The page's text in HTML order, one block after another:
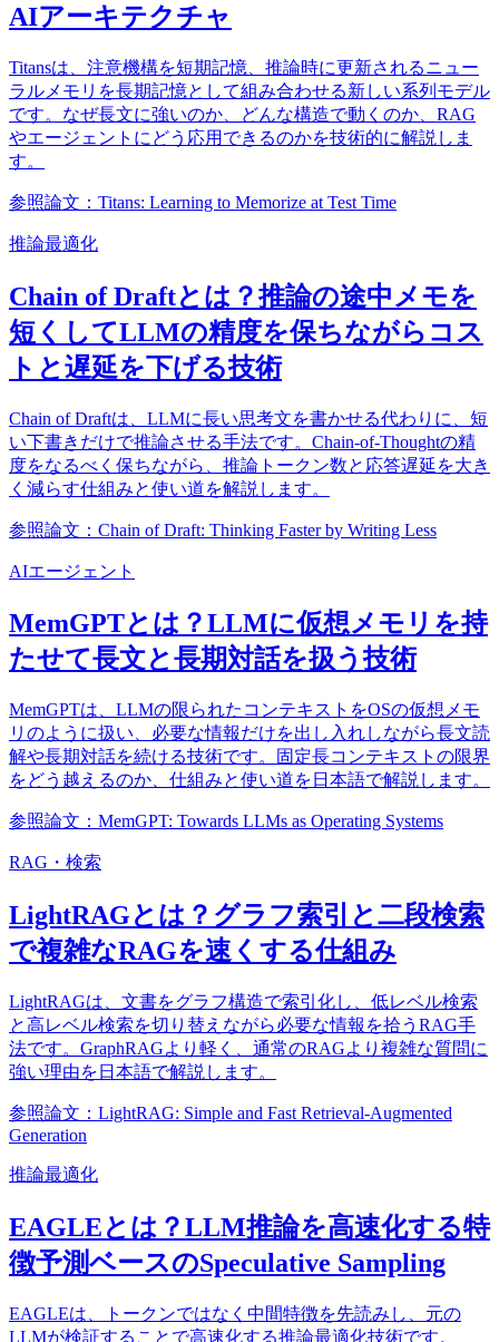
AIアーキテクチャ
Titansは、注意機構を短期記憶、推論時に更新されるニュー
ラルメモリを長期記憶として組み合わせる新しい系列モデル
です。なぜ長文に強いのか、どんな構造で動くのか、RAG
やエージェントにどう応用できるのかを技術的に解説しま
す。
参照論文：Titans: Learning to Memorize at Test Time
推論最適化
Chain of Draftとは？推論の途中メモを
短くしてLLMの精度を保ちながらコス
トと遅延を下げる技術
Chain of Draftは、LLMに長い思考文を書かせる代わりに、短
い下書きだけで推論させる手法です。Chain-of-Thoughtの精
度をなるべく保ちながら、推論トークン数と応答遅延を大き
く減らす仕組みと使い道を解説します。
参照論文：Chain of Draft: Thinking Faster by Writing Less
AIエージェント
MemGPTとは？LLMに仮想メモリを持
たせて長文と長期対話を扱う技術
MemGPTは、LLMの限られたコンテキストをOSの仮想メモ
リのように扱い、必要な情報だけを出し入れしながら長文読
解や長期対話を続ける技術です。固定長コンテキストの限界
をどう越えるのか、仕組みと使い道を日本語で解説します。
参照論文：MemGPT: Towards LLMs as Operating Systems
RAG・検索
LightRAGとは？グラフ索引と二段検索
で複雑なRAGを速くする仕組み
LightRAGは、文書をグラフ構造で索引化し、低レベル検索
と高レベル検索を切り替えながら必要な情報を拾うRAG手
法です。GraphRAGより軽く、通常のRAGより複雑な質問に
強い理由を日本語で解説します。
参照論文：LightRAG: Simple and Fast Retrieval-Augmented
Generation
推論最適化
EAGLEとは？LLM推論を高速化する特
徴予測ベースのSpeculative Sampling
EAGLEは、トークンではなく中間特徴を先読みし、元の
LLMが検証することで高速化する推論最適化技術です。